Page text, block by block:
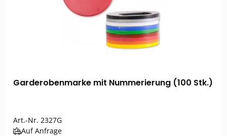
Garderobenmarke mit Nummerierung (100 Stk.)
Art.-Nr. 2327G
Auf Anfrage